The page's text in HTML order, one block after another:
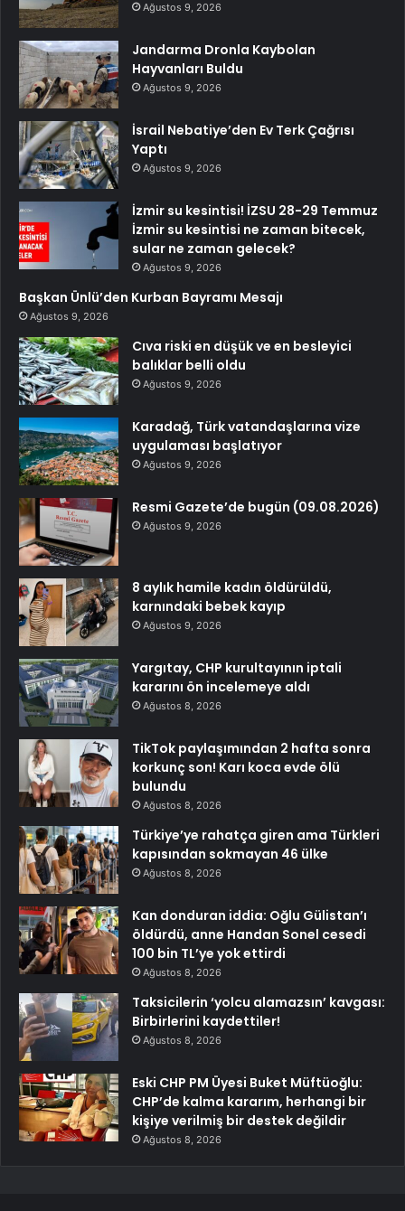
Ağustos 9, 2026
Jandarma Dronla Kaybolan
Hayvanları Buldu
Ağustos 9, 2026
İsrail Nebatiye’den Ev Terk Çağrısı
Yaptı
Ağustos 9, 2026
İzmir su kesintisi! İZSU 28-29 Temmuz
İzmir su kesintisi ne zaman bitecek,
sular ne zaman gelecek?
Ağustos 9, 2026
Başkan Ünlü’den Kurban Bayramı Mesajı
Ağustos 9, 2026
Cıva riski en düşük ve en besleyici
balıklar belli oldu
Ağustos 9, 2026
Karadağ, Türk vatandaşlarına vize
uygulaması başlatıyor
Ağustos 9, 2026
Resmi Gazete’de bugün (09.08.2026)
Ağustos 9, 2026
8 aylık hamile kadın öldürüldü,
karnındaki bebek kayıp
Ağustos 9, 2026
Yargıtay, CHP kurultayının iptali
kararını ön incelemeye aldı
Ağustos 8, 2026
TikTok paylaşımından 2 hafta sonra
korkunç son! Karı koca evde ölü
bulundu
Ağustos 8, 2026
Türkiye’ye rahatça giren ama Türkleri
kapısından sokmayan 46 ülke
Ağustos 8, 2026
Kan donduran iddia: Oğlu Gülistan’ı
öldürdü, anne Handan Sonel cesedi
100 bin TL’ye yok ettirdi
Ağustos 8, 2026
Taksicilerin ‘yolcu alamazsın’ kavgası:
Birbirlerini kaydettiler!
Ağustos 8, 2026
Eski CHP PM Üyesi Buket Müftüoğlu:
CHP’de kalma kararım, herhangi bir
kişiye verilmiş bir destek değildir
Ağustos 8, 2026